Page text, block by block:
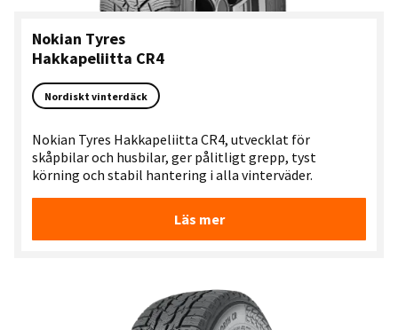
Nokian Tyres
Hakkapeliitta CR4
Nordiskt vinterdäck
Nokian Tyres Hakkapeliitta CR4, utvecklat för
skåpbilar och husbilar, ger pålitligt grepp, tyst
körning och stabil hantering i alla vinterväder.
Läs mer